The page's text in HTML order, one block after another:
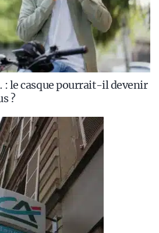
le casque pourrait-il devenir
?